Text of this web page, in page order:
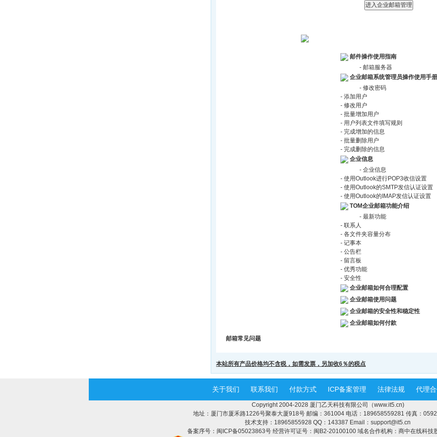
邮件操作使用指南
- 邮箱服务器
企业邮箱系统管理员操作使用手册
- 修改密码
- 添加用户
- 修改用户
- 批量增加用户
- 用户列表文件填写规则
- 完成增加的信息
- 批量删除用户
- 完成删除的信息
企业信息
- 企业信息
- 使用Outlook进行POP3收信设置
- 使用Outlook的SMTP发信认证设置
- 使用Outlook的IMAP发信认证设置
TOM企业邮箱功能介绍
- 最新功能
- 联系人
- 各文件夹容量分布
- 记事本
- 公告栏
- 留言板
- 优秀功能
- 安全性
企业邮箱如何合理配置
企业邮箱使用问题
企业邮箱的安全性和稳定性
企业邮箱如何付款
邮箱常见问题
本站所有产品价格均不含税，如需发票，另加收6％的税点
关于我们 联系我们 付款方式 ICP备案管理 法律法规 代理
Copyright 2004-2028 厦门乙天科技有限公司（www.it5.cn)
地址：厦门市厦禾路1226号聚泰大厦918号 邮编：361004 电话：189658559281 传真：
技术支持：18965855928 QQ：143387 Email：support@it5.cn
备案序号：闽ICP备05023863号 经营许可证号：闽B2-20100100 域名合作机构：商中在线科技